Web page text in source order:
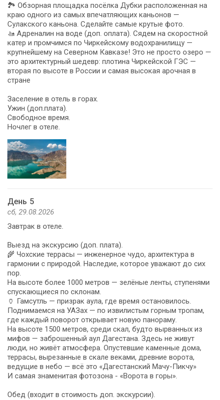
🏞️ Обзорная площадка посёлка Дубки расположенная на
краю одного из самых впечатляющих каньонов —
Сулакского каньона. Сделайте самые крутые фото.
🚤 Адреналин на воде (доп. оплата). Сядем на скоростной
катер и промчимся по Чиркейскому водохранилищу —
крупнейшему на Северном Кавказе! Это не просто озеро —
это архитектурный шедевр: плотина Чиркейской ГЭС —
вторая по высоте в России и самая высокая арочная в
стране
Заселение в отель в горах.
Ужин (доп.плата).
Свободное время.
Ночлег в отеле.
День 5
сб, 29.08.2026
Завтрак в отеле.
Выезд на экскурсию (доп. плата).
🌾 Чохские террасы — инженерное чудо, архитектура в
гармонии с природой. Наследие, которое уважают до сих
пор.
На высоте более 1000 метров — зелёные ленты, ступенями
спускающиеся по склонам.
🏺 Гамсутль — призрак аула, где время остановилось.
Поднимаемся на УАЗах — по извилистым горным тропам,
где каждый поворот открывает новую панораму.
На высоте 1500 метров, среди скал, будто вырванных из
мифов — заброшенный аул Дагестана. Здесь не живут
люди, но живёт атмосфера. Опустевшие каменные дома,
террасы, вырезанные в скале веками, древние ворота,
ведущие в небо — всё это «Дагестанский Мачу-Пикчу»
И самая знаменитая фотозона - «Ворота в горы».
Обед (входит в стоимость доп. экскурсии).